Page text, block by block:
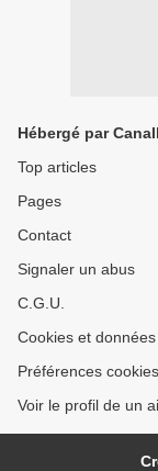
Hébergé par
Top articles
Pages
Contact
Signaler un abus
C.G.U.
Cookies et
Préférences cookies
Voir le profil de un